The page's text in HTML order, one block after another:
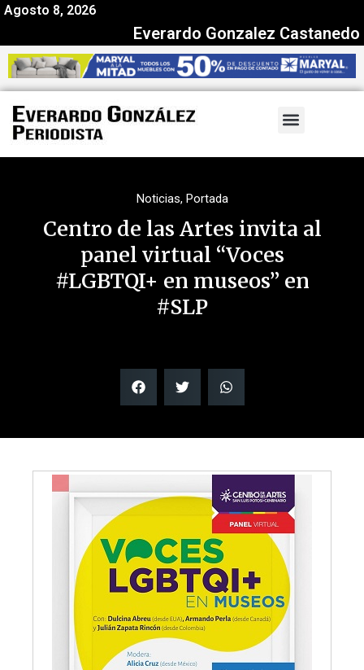
Agosto 8, 2026
Everardo Gonzalez Castanedo
Noticias, Portada
Centro de las Artes invita al
panel virtual “Voces
#LGBTQI+ en museos” en
#SLP